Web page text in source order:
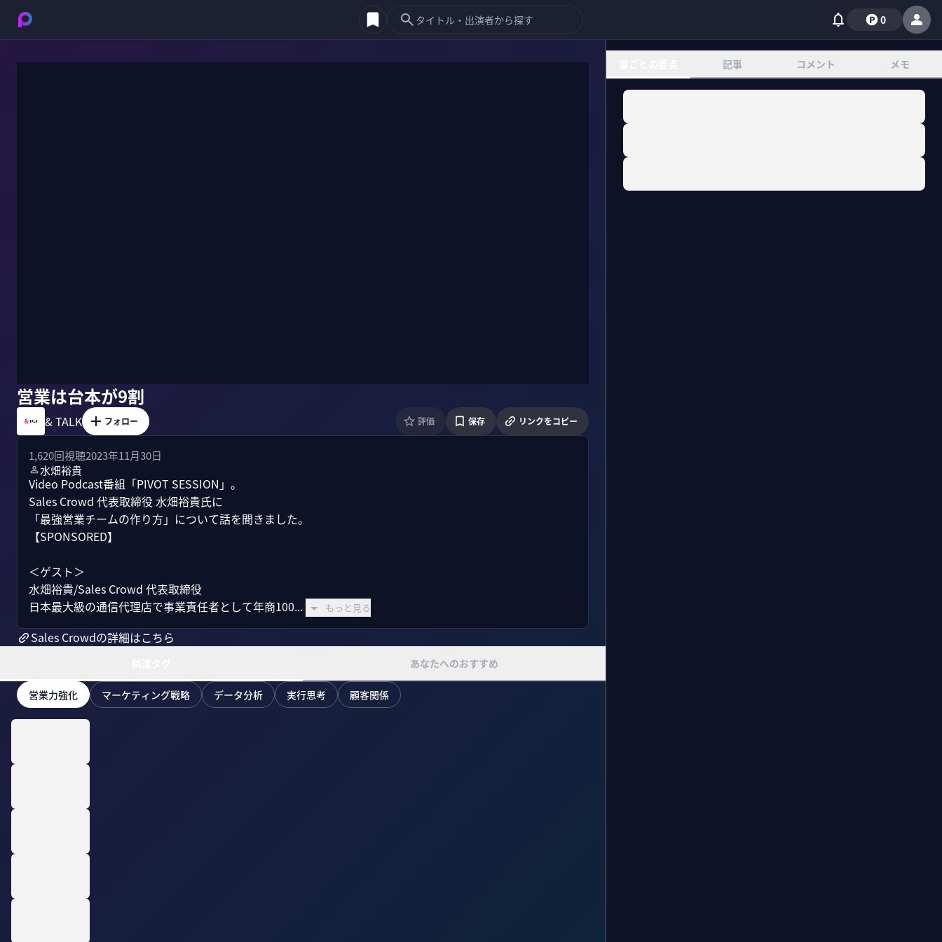
0
営業は台本が9割
& TALK フォロー 評価 保存 リンクをコピー
1,620回視聴2023年11月30日
水畑裕貴
Video Podcast番組「PIVOT SESSION」。
Sales Crowd 代表取締役 水畑裕貴氏に
「最強営業チームの作り方」について話を聞きました。
【SPONSORED】
＜ゲスト＞
水畑裕貴/Sales Crowd 代表取締役
日本最大級の通信代理店で事業責任者として年商100...
もっと見る
Sales Crowdの詳細はこちら
あなたへのおすすめ
営業力強化 マーケティング戦略 データ分析 実行思考 顧客関係
記事 コメント メモ